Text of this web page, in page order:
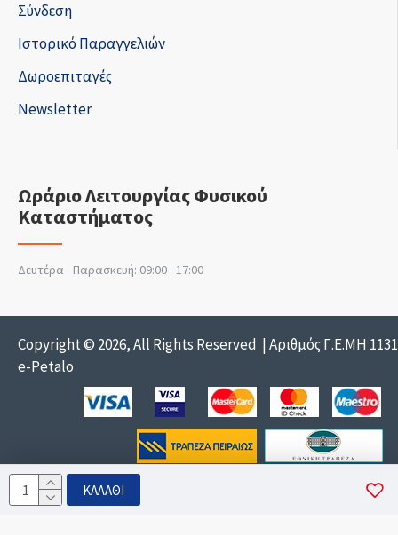
ΚΑΛΆΘΙ
Σύνδεση
Ιστορικό Παραγγελιών
Δωροεπιταγές
Newsletter
Ωράριο Λειτουργίας Φυσικού
Καταστήματος
Δευτέρα - Παρασκευή: 09:00 - 17:00
Copyright © 2026, All Rights Reserved | Αριθμός Γ.Ε.ΜΗ
e-Petalo